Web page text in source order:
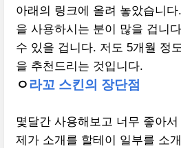
아래의 링크에 올려 놓았습니
을 사용하시는 분이 많을 겁니
수 있을 겁니다. 저도 5개월 정
을 추천드리는 것입니다.
ㅇ라꼬 스킨의 장단점
몇달간 사용해보고 너무 좋아
제가 소개를 할테이 일부를 소